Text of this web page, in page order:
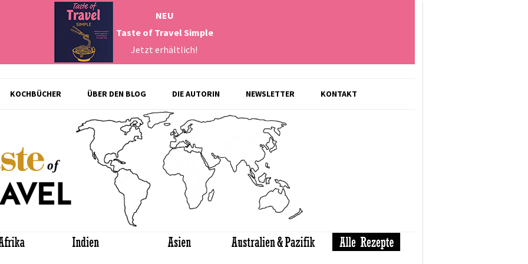
NEU
Taste of Travel Simple
Jetzt erhältlich!
springen
KOCHBÜCHER ÜBER DEN BLOG DIE AUTORIN NEWSLETTER KONTAKT